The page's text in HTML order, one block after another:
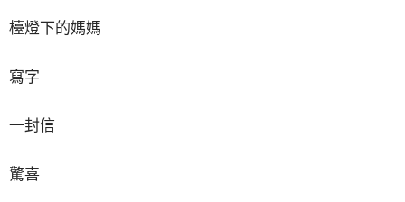
檯燈下的媽媽
寫字
一封信
驚喜